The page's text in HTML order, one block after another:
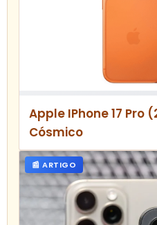
Apple IPhone 17 Pro
Cósmico
📰 ARTIGO